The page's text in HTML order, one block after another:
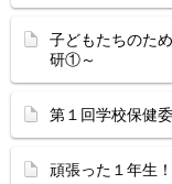
子どもたちのた
研①～
第１回学校保健
頑張った１年生